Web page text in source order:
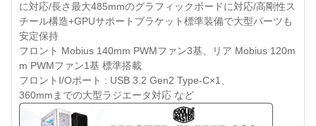
に対応/長さ最大485mmのグラフィックボードに対応/高剛性ス
チール構造+GPUサポートブラケット標準装備で大型パーツも
安定保持
フロント Mobius 140mm PWMファン3基、リア Mobius 120m
m PWMファン1基 標準搭載
フロントI/Oポート : USB 3.2 Gen2 Type-C×1、
360mmまでの大型ラジエータ対応 など